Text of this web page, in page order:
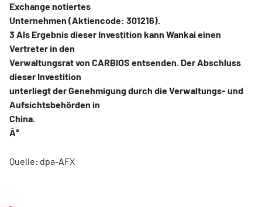
Exchange notiertes
Unternehmen (Aktiencode: 301216).
3 Als Ergebnis dieser Investition kann Wankai einen
Vertreter in den
Verwaltungsrat von CARBIOS entsenden. Der Abschluss
dieser Investition
unterliegt der Genehmigung durch die Verwaltungs- und
Aufsichtsbehörden in
China.
Â°
Quelle: dpa-AFX